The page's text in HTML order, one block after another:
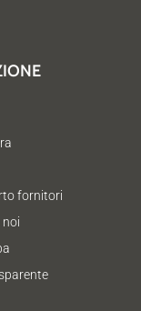
fornitori
noi